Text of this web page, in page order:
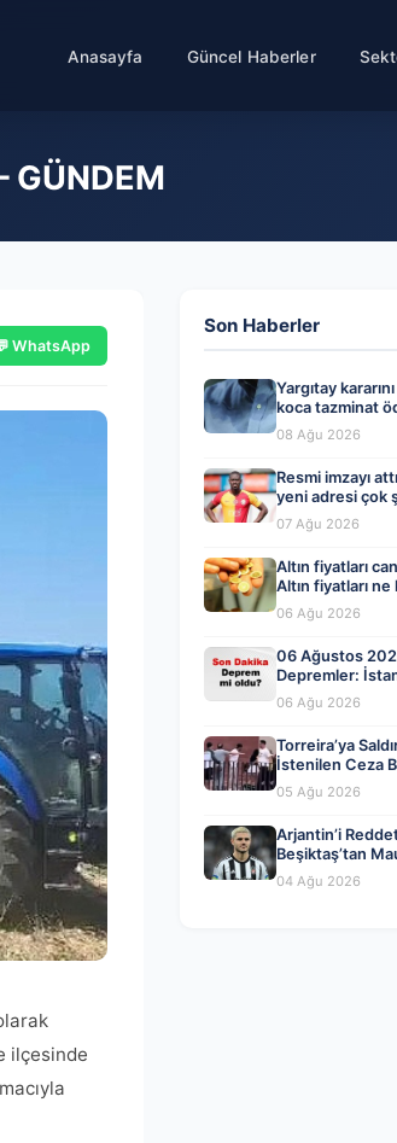
Anasayfa Güncel Haberler
GÜNDEM
WhatsApp
ilçesinde
Son Haberler
Yargıtay
koca tazminat
08 Ağu 2026
Resmi imzayı
yeni adresi çok
07 Ağu 2026
Altın fiyatları
Altın fiyatları
Gram, çeyrek,
cumhuriyet altını
06 Ağu 2026
06 Ağustos
Depremler:
İzmir ve Diğer
Gelen Sarsıntılar
06 Ağu 2026
Torreira’ya
İstenilen Ceza
05 Ağu 2026
Arjantin’i
Beşiktaş’tan
04 Ağu 2026